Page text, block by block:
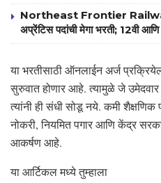
Northeast Frontier
अप्रेंटिस पदांची मेगा भरती; 12वी
या भरतीसाठी ऑनलाईन अर्ज
सुरुवात होणार आहे. त्यामुळे जे
त्यांनी ही संधी सोडू नये. कमी
नोकरी, नियमित पगार आणि केंद्र
आकर्षण आहे.
या आर्टिकल मध्ये तुम्हाला